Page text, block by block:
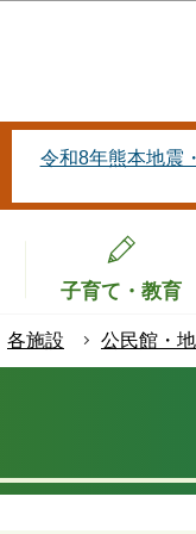
令和8年熊本地震
子育て・教育
各施設 公民館・